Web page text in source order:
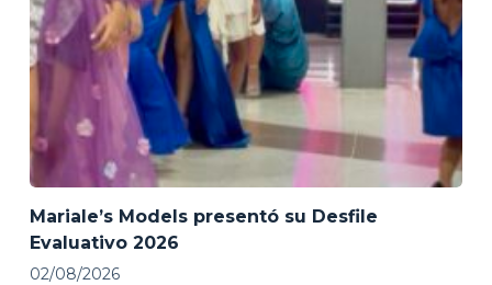
Mariale’s Models presentó su Desfile
Evaluativo 2026
02/08/2026